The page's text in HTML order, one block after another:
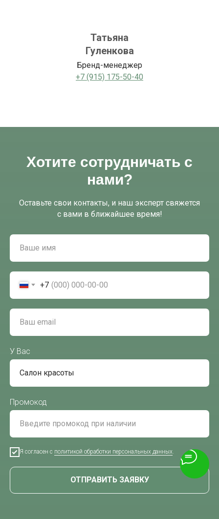
Татьяна
Гуленкова
Бренд-менеджер
+7 (915) 175-50-40
Хотите сотрудничать с
нами?
Оставьте свои контакты, и наш эксперт свяжется
с вами в ближайшее время!
+7
У Вас
Промокод
Я согласен с политикой обработки персональных данных.
ОТПРАВИТЬ ЗАЯВКУ